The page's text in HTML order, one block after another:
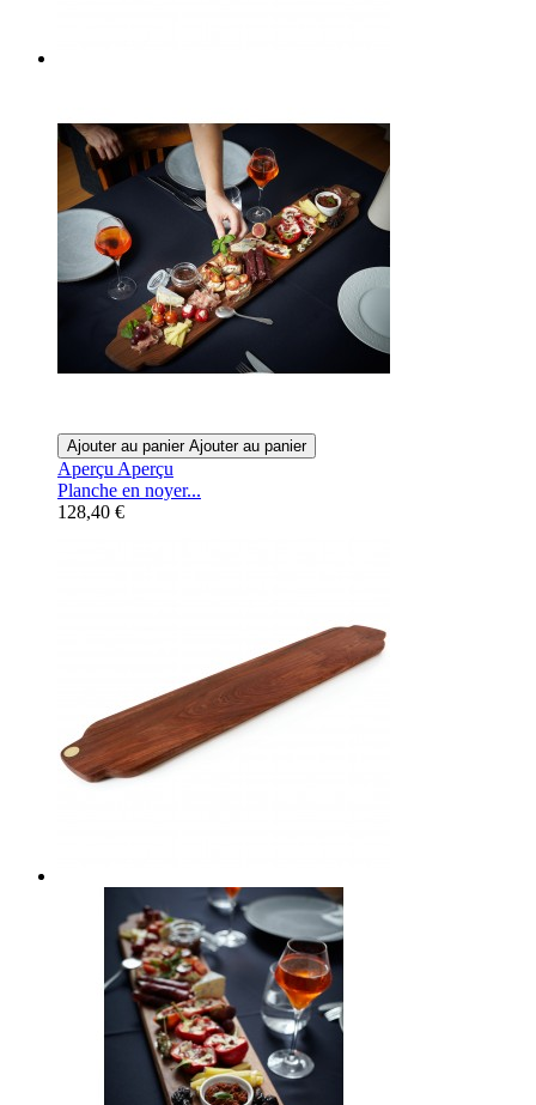
Ajouter au panier Ajouter au panier
Aperçu Aperçu
Planche en noyer...
128,40 €